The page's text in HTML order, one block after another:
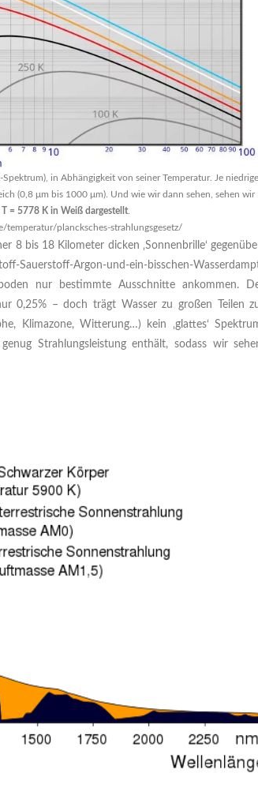
in Abhängigkeit von seiner Temperatur. Je
(0,8 μm bis 1000 μm). Und wie wir dann sehen, sehen wir
= 5778 K in Weiß dargestellt.
plancksches-strahlungsgesetz/
8 bis 18 Kilometer dicken ‚Sonnenbrille‘
Sauerstoff-Argon-und-ein-bisschen-
nur bestimmte Ausschnitte ankommen.
0,25% – doch trägt Wasser zu großen Teilen
Klimazone, Witterung…) kein ‚glattes‘
Strahlungsleistung enthält, sodass wir